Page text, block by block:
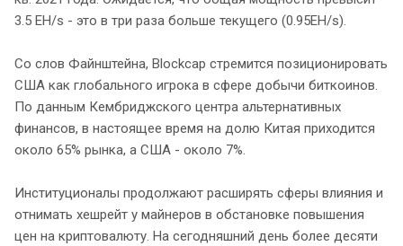
3.5 EH/s - это в три раза больше текущего (0.95EH/s).
Со слов Файнштейна, Blockcap стремится позиционировать
США как глобального игрока в сфере добычи биткоинов.
По данным Кембриджского центра альтернативных
финансов, в настоящее время на долю Китая приходится
около 65% рынка, а США - около 7%.
Институционалы продолжают расширять сферы влияния и
отнимать хешрейт у майнеров в обстановке повышения
цен на криптовалюту. На сегодняшний день более десяти